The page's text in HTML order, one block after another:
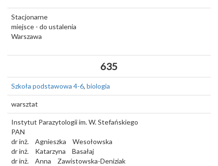
Stacjonarne
miejsce - do ustalenia
Warszawa
635
Szkoła podstawowa 4-6, biologia
warsztat
Instytut Parazytologii im. W. Stefańskiego
PAN
dr inż.
Agnieszka
Wesołowska
dr inż.
Katarzyna
Basałaj
dr inż.
Anna
Zawistowska-Deniziak